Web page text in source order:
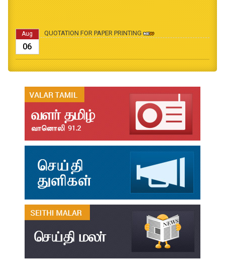
Aug
06
QUOTATION FOR PAPER PRINTING
Aug B.Ed., M.Ed., Admission Date Extesion
Jul
31
தமிழ்க்கலை – தமிழியல் காலாண்டு ஆய்விதழ் - 2026
Jul
31
தமிழ்க்கலை – தமிழியல் காலாண்டு ஆய்விதழ் – 2025
தமிழ்க்கலை – தமிழியல் காலாண்டு ஆய்விதழ் – 2024
Jul தமிழ்க்கலை – தமிழியல் காலாண்டு ஆய்விதழ் – 2023
Jul தமிழ்க்கலை – தமிழியல் காலாண்டு ஆய்விதழ் – 2022